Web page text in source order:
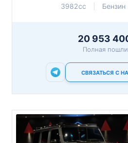
3982cc
Бензин
20 953
Полная
СВЯЗАТЬСЯ С